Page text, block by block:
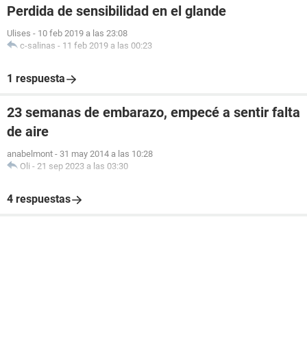
Perdida de sensibilidad en el glande
Ulises - 10 feb 2019 a las 23:08
c-salinas - 11 feb 2019 a las 00:23
1 respuesta
23 semanas de embarazo, empecé a sentir falta
de aire
anabelmont - 31 may 2014 a las 10:28
Oli - 21 sep 2023 a las 03:30
4 respuestas